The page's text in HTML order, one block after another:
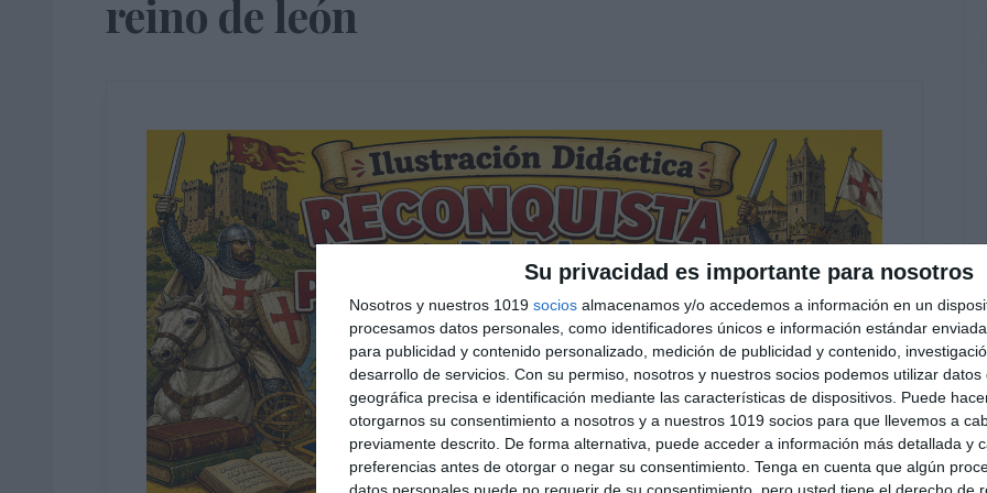
Su privacidad es importante para nosotros
Nosotros y nuestros 1019 socios almacenamos y/o accedemos a información en un
procesamos datos personales, como identificadores únicos e información estándar
para publicidad y contenido personalizado, medición de publicidad y contenido,
desarrollo de servicios. Con su permiso, nosotros y nuestros socios podemos utilizar datos
geográfica precisa e identificación mediante las características de dispositivos. Puede
otorgarnos su consentimiento a nosotros y a nuestros 1019 socios para que llevemos a
previamente descrito. De forma alternativa, puede acceder a información más detallada y
preferencias antes de otorgar o negar su consentimiento. Tenga en cuenta que algún
reino de león